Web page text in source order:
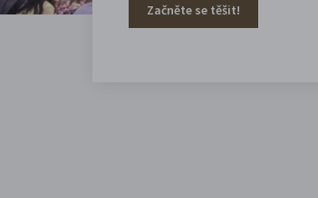
Začněte se těšit!